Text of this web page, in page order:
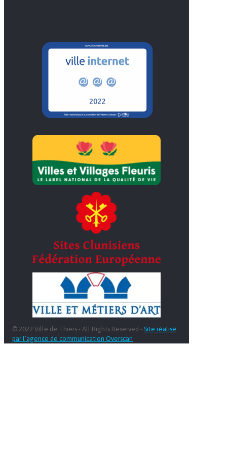
© 2022 Ville de Thiers - All Rights Reserved - Site réalisé
par l’agence de communication Overscan